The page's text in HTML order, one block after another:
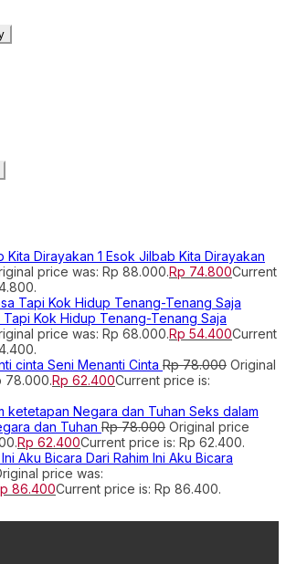
Esok Jilbab Kita Dirayakan
price was: Rp 88.000.Rp 74.800Current
Kok Hidup Tenang-Tenang Saja
price was: Rp 68.000.Rp 54.400Current
Seni Menanti Cinta Rp78.000 Original
78.000.Rp 62.400Current price is:
Seks dalam
dan Tuhan Rp78.000 Original price
Rp 62.400Current price is: Rp 62.400.
Dari Rahim Ini Aku Bicara
price was:
86.400Current price is: Rp 86.400.